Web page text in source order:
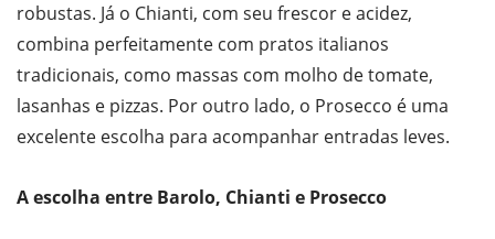
robustas. Já o Chianti, com seu frescor e acidez,
combina perfeitamente com pratos italianos
tradicionais, como massas com molho de tomate,
lasanhas e pizzas. Por outro lado, o Prosecco é uma
excelente escolha para acompanhar entradas leves.
A escolha entre Barolo, Chianti e Prosecco